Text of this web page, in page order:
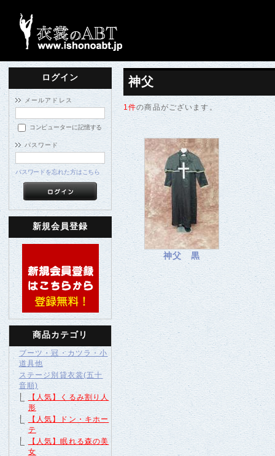
ログイン
メールアドレス
コンピューターに記憶する
パスワード
パスワードを忘れた方はこちら
新規会員登録
商品カテゴリ
ブーツ・冠・カツラ・小
道具他
ステージ別貸衣裳(五十
音順)
【人気】くるみ割り人
形
【人気】ドン・キホー
テ
【人気】眠れる森の美
女
神父
1件の商品がございます。
神父 黒